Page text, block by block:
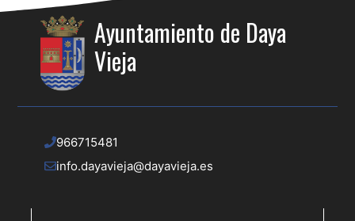
Ayuntamiento de Daya
Vieja
966715481
info.dayavieja@dayavieja.es